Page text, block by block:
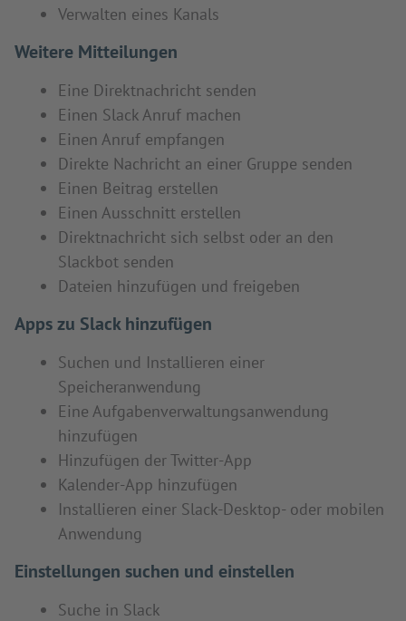
Verwalten eines Kanals
Weitere Mitteilungen
Eine Direktnachricht senden
Einen Slack Anruf machen
Einen Anruf empfangen
Direkte Nachricht an einer Gruppe senden
Einen Beitrag erstellen
Einen Ausschnitt erstellen
Direktnachricht sich selbst oder an den
Slackbot senden
Dateien hinzufügen und freigeben
Apps zu Slack hinzufügen
Suchen und Installieren einer
Speicheranwendung
Eine Aufgabenverwaltungsanwendung
hinzufügen
Hinzufügen der Twitter-App
Kalender-App hinzufügen
Installieren einer Slack-Desktop- oder mobilen
Anwendung
Einstellungen suchen und einstellen
Suche in Slack